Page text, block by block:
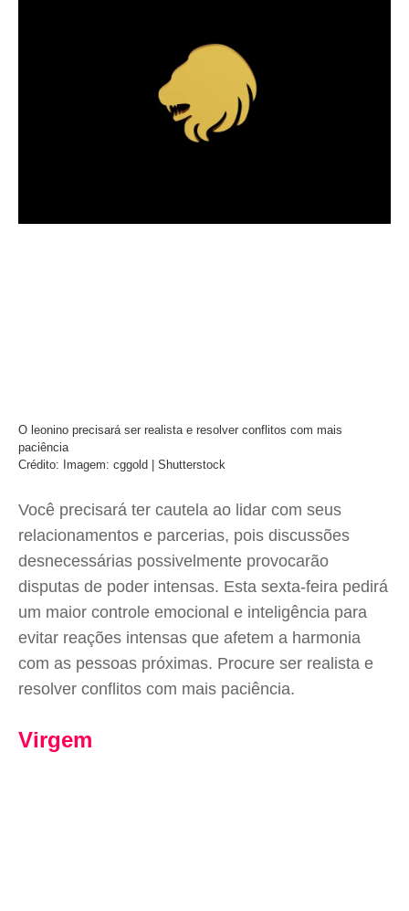
O leonino precisará ser realista e resolver conflitos com mais
paciência
Crédito: Imagem: cggold | Shutterstock
Você precisará ter cautela ao lidar com seus
relacionamentos e parcerias, pois discussões
desnecessárias possivelmente provocarão
disputas de poder intensas. Esta sexta-feira pedirá
um maior controle emocional e inteligência para
evitar reações intensas que afetem a harmonia
com as pessoas próximas. Procure ser realista e
resolver conflitos com mais paciência.
Virgem